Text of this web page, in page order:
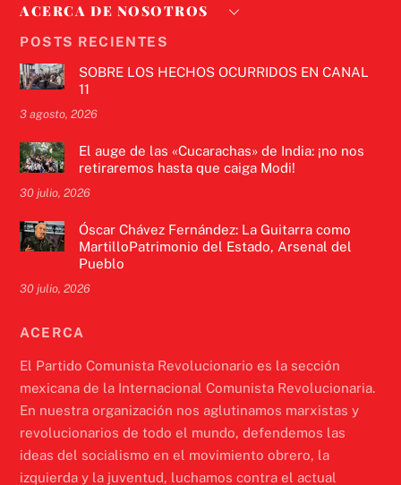
ACERCA DE NOSOTROS
POSTS RECIENTES
SOBRE LOS HECHOS OCURRIDOS EN CANAL
11
3 agosto, 2026
El auge de las «Cucarachas» de India: ¡no nos
retiraremos hasta que caiga Modi!
30 julio, 2026
Óscar Chávez Fernández: La Guitarra como
MartilloPatrimonio del Estado, Arsenal del
Pueblo
30 julio, 2026
ACERCA
El Partido Comunista Revolucionario es la sección
mexicana de la Internacional Comunista Revolucionaria.
En nuestra organización nos aglutinamos marxistas y
revolucionarios de todo el mundo, defendemos las
ideas del socialismo en el movimiento obrero, la
izquierda y la juventud, luchamos contra el actual